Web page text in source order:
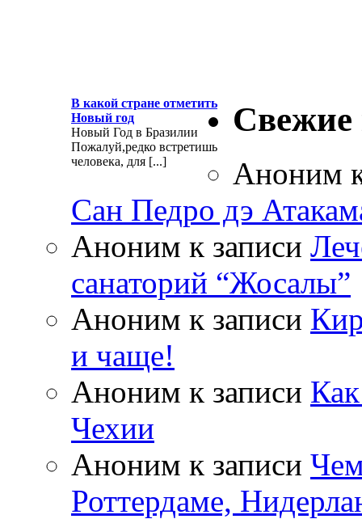
В какой стране отметить
Новый год
Новый Год в Бразилии
Пожалуй,редко встретишь
человека, для [...]
Свежие
Аноним
Сан Педро дэ
Аноним к записи
санаторий “Жосалы”
Аноним к записи
и чаще!
Аноним к записи
Чехии
Аноним к записи
Роттердаме,